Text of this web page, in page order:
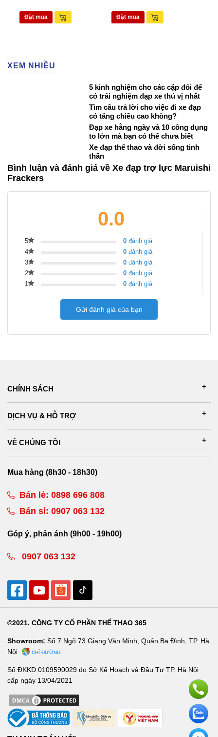
Đặt mua Đặt mua
XEM NHIỀU
5 kinh nghiệm cho các cặp đôi để
có trải nghiệm đạp xe thú vị nhất
Tìm câu trả lời cho việc đi xe đạp
có tăng chiều cao không?
Đạp xe hằng ngày và 10 công dụng
to lớn mà bạn có thể chưa biết
Xe đạp thể thao và đời sống tinh
thần
Bình luận và đánh giá về Xe đạp trợ lực Maruishi
Frackers
0.0
5 0 đánh giá
4
0 đánh giá
3
0 đánh giá
2
0 đánh giá
1
0 đánh giá
Gửi đánh giá của bạn
CHÍNH SÁCH
DỊCH VỤ & HỖ TRỢ
VỀ CHÚNG TÔI
Mua hàng (8h30 - 18h30)
Bán lẻ: 0898 696 808
Bán sỉ: 0907 063 132
Góp ý, phản ánh (9h00 - 19h00)
0907 063 132
©2021. CÔNG TY CỔ PHẦN THỂ THAO 365
Showroom: Số 7 Ngõ 73 Giang Văn Minh, Quận Ba Đình, TP. Hà
Nội
CHỈ ĐƯỜNG
Số ĐKKD 0109590029 do Sở Kế Hoạch và Đầu Tư TP. Hà Nội
cấp ngày 13/04/2021